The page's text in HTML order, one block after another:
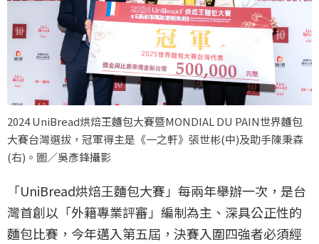
2024 UniBread烘焙王麵包大賽暨MONDIAL DU PAIN世界麵包
大賽台灣選拔，冠軍得主是《一之軒》張世彬(中)及助手陳秉森
(右)。圖／吳彥鋒攝影
「UniBread烘焙王麵包大賽」每兩年舉辦一次，是台
灣首創以「外籍專業評審」編制為主、深具公正性的
麵包比賽，今年邁入第五屆，決賽入圍四強者必須經